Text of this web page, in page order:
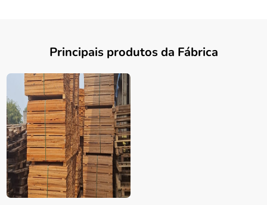
Principais produtos da Fábrica